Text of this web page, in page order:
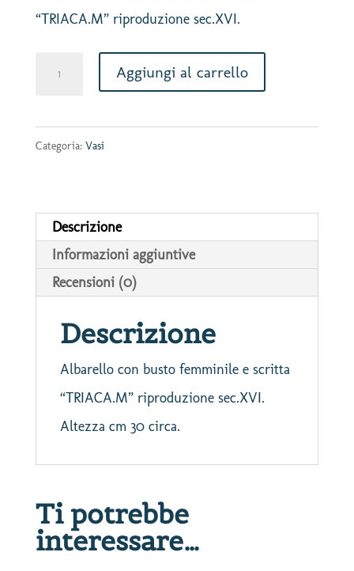
“TRIACA.M” riproduzione sec.XVI.
busto
femminile
Aggiungi al carrello
Categoria: Vasi
Descrizione
Informazioni aggiuntive
Recensioni (0)
Descrizione
Albarello con busto femminile e scritta
“TRIACA.M” riproduzione sec.XVI.
Altezza cm 30 circa.
Ti potrebbe
interessare…